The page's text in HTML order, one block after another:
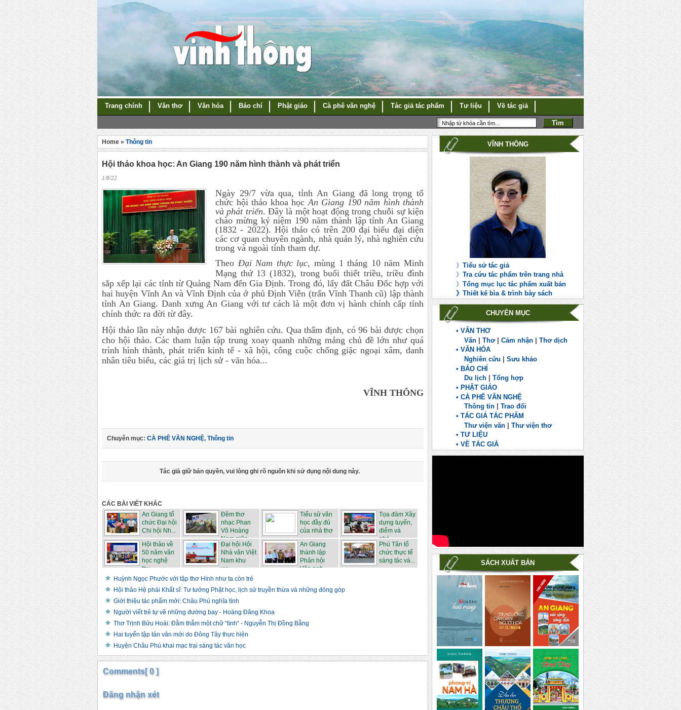
Trang chính Văn thơ Văn hóa Báo chí Phật giáo Cà phê văn nghệ Tác giả tác phẩm Tư liệu Về tác giả
VĨNH THÔNG
》Tiểu sử tác giả
》Tra cứu tác phẩm trên trang nhà
》Tổng mục lục tác phẩm xuất bản
》Thiết kế bìa & trình bày sách
CHUYÊN MỤC
• VĂN THƠ
Văn |Thơ|Cảm nhận |Thơ dịch
• VĂN HÓA
Nghiên cứu |Sưu khảo
• BÁO CHÍ
Du lịch |Tổng hợp
• PHẬT GIÁO
• CÀ PHÊ VĂN NGHỆ
Thông tin |Trao đổi
• TÁC GIẢ TÁC PHẨM
Thư viện văn |Thư viện thơ
• TƯ LIỆU
• VỀ TÁC GIẢ
SÁCH XUẤT BẢN
Home » Thông tin
Hội thảo khoa học: An Giang 190 năm hình thành và phát triển
1/8/22
Ngày 29/7 vừa qua, tỉnh An Giang đã long trọng tổ
chức hội thảo khoa họcAn Giang 190 năm hình thành
và phát triển. Đây là một hoạt động trong chuỗi sự kiện
chào mừng kỷ niệm 190 năm thành lập tỉnh An Giang
(1832 - 2022). Hội thảo có trên 200 đại biểu đại diện
các cơ quan chuyên ngành, nhà quản lý, nhà nghiên cứu
trong và ngoài tỉnh tham dự.
Theo Đại Nam thực lục,mùng 1 tháng 10 năm Minh
Mạng thứ 13 (1832), trong buổi thiết triều, triều đình
sắp xếp lại các tỉnh từQuảng Nam đến Gia Định. Trong đó, lấy đất Châu Đốc hợp với
hai huyện Vĩnh An và Vĩnh Định của ở phủ Định Viễn (trấn Vĩnh Thanh cũ) lập thành
tỉnh An Giang. Danh xưng An Giang với tư cách là một đơn vị hành chính cấp tỉnh
chính thức ra đời từ đây.
Hội thảo lần này nhận được 167 bài nghiên cứu. Qua thẩm định, có 96 bài được chọn
cho hội thảo. Các tham luận tập trung xoay quanh những mảng chủ đề lớn như quá
trình hình thành, phát triển kinh tế - xã hội, công cuộc chống giặc ngoại xâm, danh
nhân tiêu biểu, các giá trị lịch sử - văn hóa...
VĨNH THÔNG
Chuyên mục: CÀ PHÊ VĂN NGHỆ, Thông tin
Tác giả giữ bản quyền, vui lòng ghi rõ nguồn khi sử dụng nội dung này.
CÁC BÀI VIẾT KHÁC
An Giang tổ
chức Đại hội
Chi hội Nh...
Đêm thơ
nhạc Phan
Võ Hoàng
Nam giữa...
Tiểu sử văn
học đầy đủ
của nhà thơ
...
Tọa đàm Xây
dựng tuyến,
điểm và
phá...
Hội thảo về
50 năm văn
học nghệ
thu...
Đại hội Hội
Nhà văn Việt
Nam khu
vự...
An Giang
thành lập
Phân hội
Văn ngh...
Phú Tân tổ
chức thực tế
sáng tác và...
Huỳnh Ngọc Phước với tập thơ Hình như ta còn trẻ
Hội thảo Hệ phái Khất sĩ: Tư tưởng Phật học, lịch sử truyền thừa và những đóng góp
Giới thiệu tác phẩm mới: Châu Phú nghĩa tình
Người viết trẻ tự vẽ những đường bay - Hoàng Đăng Khoa
Thơ Trịnh Bửu Hoài: Đằm thắm một chữ “tình“ - Nguyễn Thị Đồng Bằng
Hai tuyển tập tản văn mới do Đông Tây thực hiện
Huyện Châu Phú khai mạc trại sáng tác văn học
Comments[ 0 ]
Đăng nhận xét